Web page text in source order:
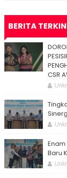
BERITA
CSR
Baru